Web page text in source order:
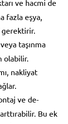
ve hacmi de
fazla eşya,
gerektirir.
taşınma
olabilir.
nakliyat
ve de-
Bu ek